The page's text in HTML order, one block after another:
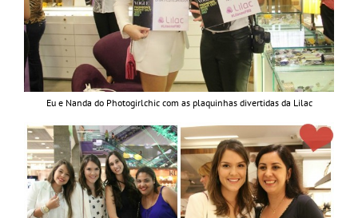
Eu e Nanda do Photogirlchic com as plaquinhas divertidas da Lilac